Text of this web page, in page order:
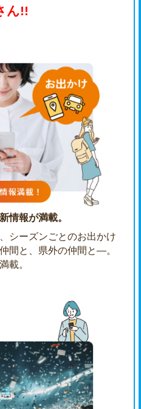
ん!!
情報が満載。
シーズンごとのお出かけ
間と、県外の仲間と―。
載。